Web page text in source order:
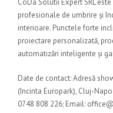
CoDa Solutii Expert SRL
profesionale de umbrire și
interioare. Punctele forte
proiectare personalizată,
automatizări inteligente și
Date de contact: Adresă
(Incinta Europark), Cluj-
0748 808 226; Email: